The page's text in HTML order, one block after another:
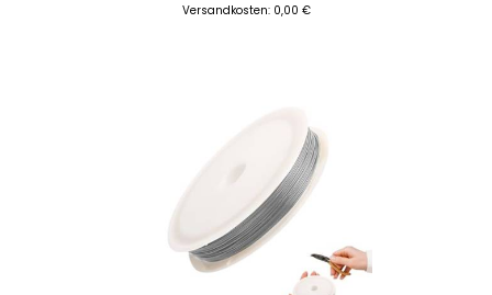
Versandkosten: 0,00 €